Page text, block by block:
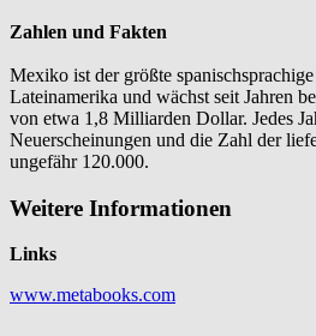
Zahlen und Fakten
Mexiko ist der größte
Lateinamerika und wächst seit Jahren
von etwa 1,8 Milliarden Dollar. Jedes
Neuerscheinungen und die Zahl der
ungefähr 120.000.
Weitere Informationen
Links
www.metabooks.com